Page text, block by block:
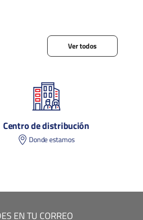
Ver todos
Centro de distribución
Donde estamos
EN TU CORREO